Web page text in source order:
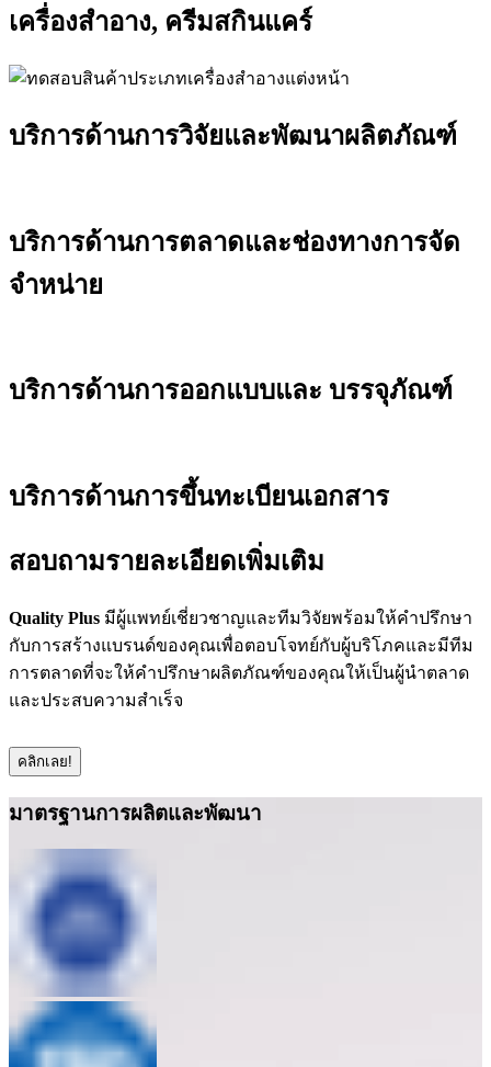
เครื่องสำอาง, ครีมสกินแคร์
บริการด้านการวิจัยและพัฒนาผลิตภัณฑ์
บริการด้านการตลาดและช่องทางการจัด
จำหน่าย
บริการด้านการออกแบบและ บรรจุภัณฑ์
บริการด้านการขึ้นทะเบียนเอกสาร
สอบถามรายละเอียดเพิ่มเติม
Quality Plus มีผู้แพทย์เชี่ยวชาญและทีมวิจัยพร้อมให้คำปรึกษา
กับการสร้างแบรนด์ของคุณเพื่อตอบโจทย์กับผู้บริโภคและมีทีม
การตลาดที่จะให้คำปรึกษาผลิตภัณฑ์ของคุณให้เป็นผู้นำตลาด
และประสบความสำเร็จ
คลิกเลย!
มาตรฐานการผลิตและพัฒนา